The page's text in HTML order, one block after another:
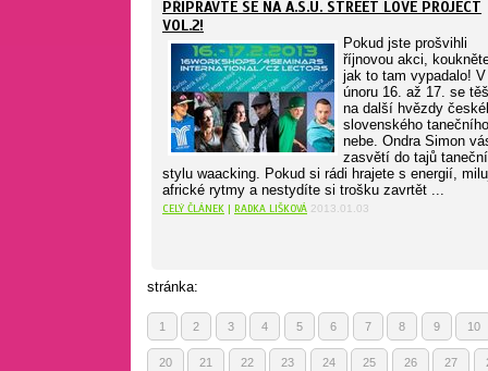
PŘIPRAVTE SE NA A.S.U. STREET LOVE PROJECT
VOL.2!
Pokud jste prošvihli
říjnovou akci,
jak to tam vypadalo! V
únoru 16. až 17. se
na další hvězdy
slovenského tanečního
nebe. Ondra Simon
zasvětí do tajů
stylu waacking. Pokud si rádi hrajete s energií,
africké rytmy a nestydíte si trošku zavrtět ...
CELÝ ČLÁNEK | RADKA LIŠKOVÁ 2013.01.03
stránka:
1 2 3 4 5 6 7 8 9 10
20 21 22 23 24 25 26 27